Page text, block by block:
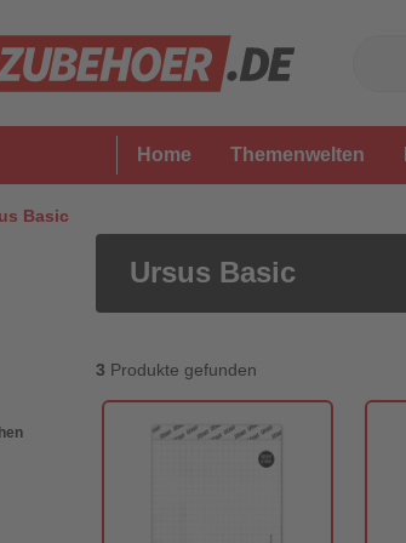
Home Themenwelten
Basic
Ursus Basic
3 Produkte gefunden